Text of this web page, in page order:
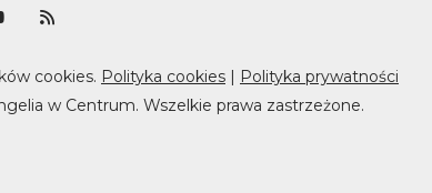
cookies. Polityka cookies | Polityka prywatności
w Centrum. Wszelkie prawa zastrzeżone.